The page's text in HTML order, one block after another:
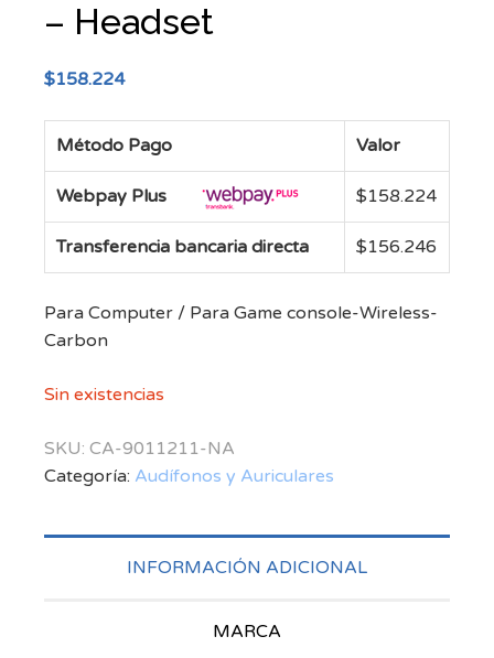
– Headset
$158.224
Método Pago Valor
Webpay Plus $158.224
Transferencia bancaria directa $156.246
Para Computer / Para Game console-Wireless-
Carbon
Sin existencias
SKU: CA-9011211-NA
Categoría: Audífonos y Auriculares
INFORMACIÓN ADICIONAL
MARCA